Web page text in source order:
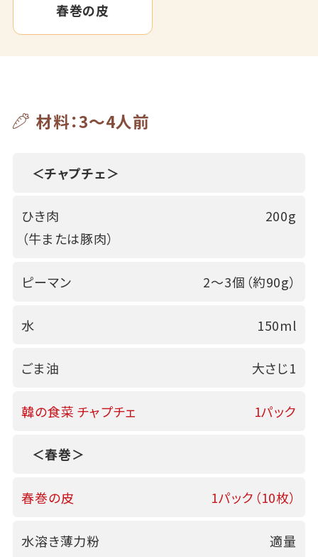
春巻の皮
材料：3～4人前
＜チャプチェ＞
ひき肉
（牛または豚肉）
200g
ピーマン 2～3個（約90g）
水 150ml
ごま油 大さじ1
韓の食菜 チャプチェ 1パック
＜春巻＞
春巻の皮 1パック（10枚）
水溶き薄力粉
適量